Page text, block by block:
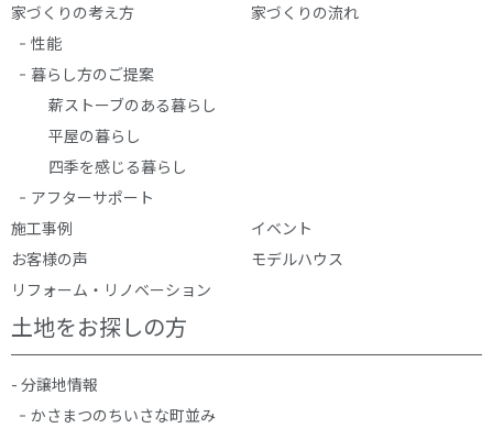
家づくりの考え方
性能
暮らし方のご提案
薪ストーブのある暮らし
平屋の暮らし
四季を感じる暮らし
アフターサポート
家づくりの流れ
施工事例
イベント
お客様の声
モデルハウス
リフォーム・リノベーション
土地をお探しの方
- 分譲地情報
かさまつのちいさな町並み